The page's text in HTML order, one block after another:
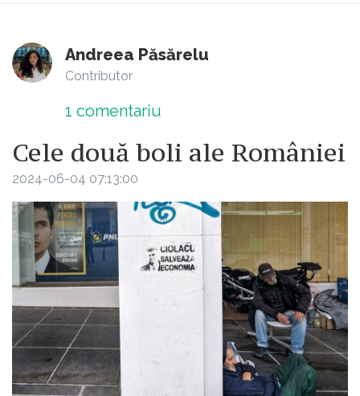
Andreea Păsărelu
Contributor
1 comentariu
Cele două boli ale României
2024-06-04 07:13:00